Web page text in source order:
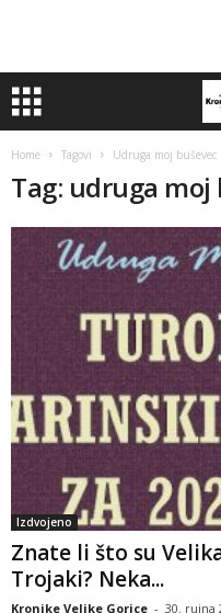
Home Tagovi Udruga moj buševec
Tag: udruga moj
Izdvojeno
Znate li što su
Trojaki? Neka...
Kronike Velike Gorice - 30. rujna